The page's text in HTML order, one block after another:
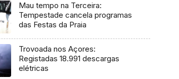
Mau tempo na Terceira:
Tempestade cancela programas
das Festas da Praia
Trovoada nos Açores:
Registadas 18.991 descargas
elétricas